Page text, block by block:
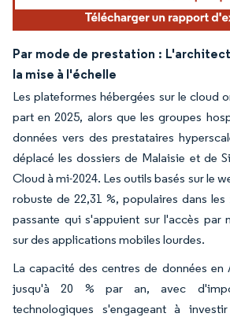
Par mode de prestation :
la mise à l'échelle
Les plateformes hébergées sur le cloud
part en 2025, alors que les groupes
données vers des prestataires
déplacé les dossiers de Malaisie et de
Cloud à mi-2024. Les outils basés sur le
robuste de 22,31 %, populaires dans
passante qui s'appuient sur l'accès par
sur des applications mobiles lourdes.
La capacité des centres de données en
jusqu'à 20 % par an, avec
technologiques s'engageant à